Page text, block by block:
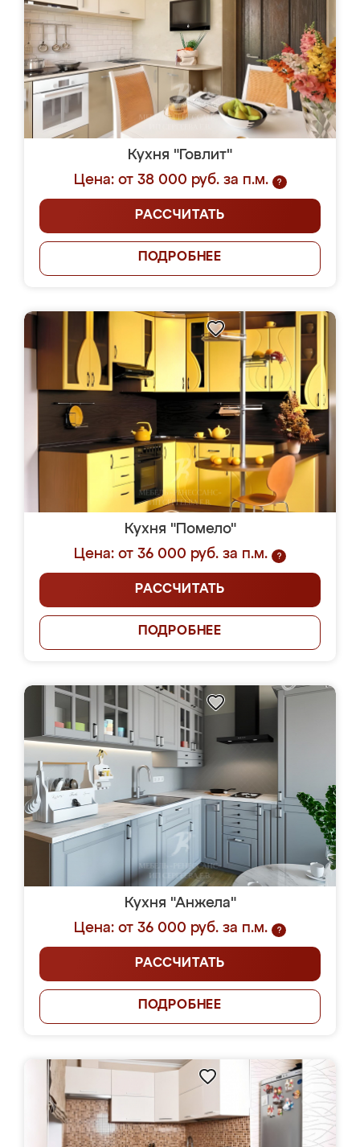
Кухня "Говлит"
Цена: от 38 000 руб. за п.м.
?
РАССЧИТАТЬ
ПОДРОБНЕЕ
Кухня "Помело"
Цена: от 36 000 руб. за п.м.
?
РАССЧИТАТЬ
ПОДРОБНЕЕ
Кухня "Анжела"
Цена: от 36 000 руб. за п.м.
?
РАССЧИТАТЬ
ПОДРОБНЕЕ